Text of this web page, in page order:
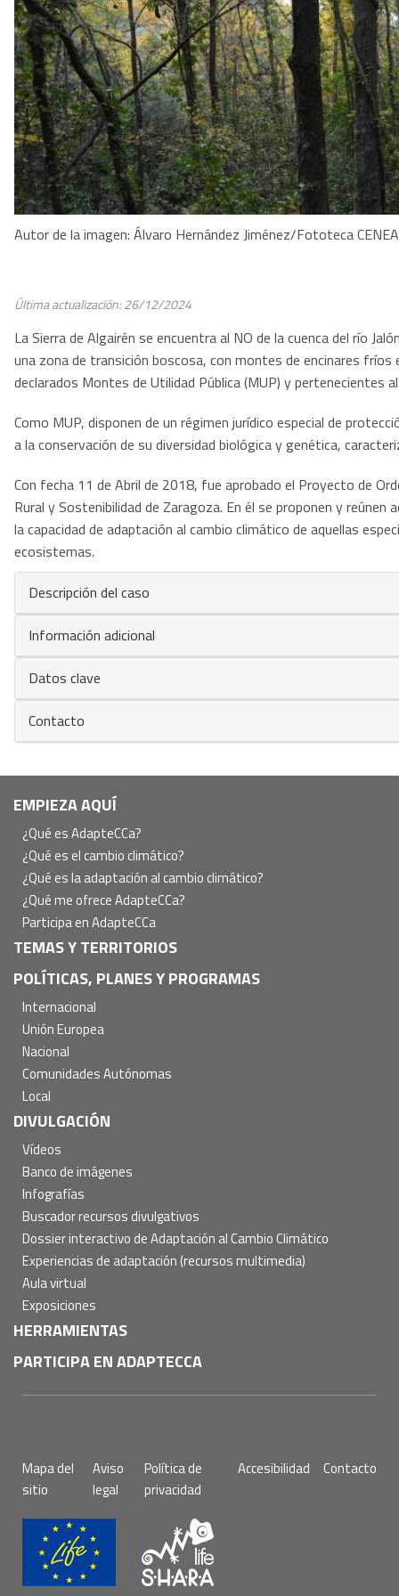
Autor de la imagen: Álvaro Hernández Jiménez/Fototeca
Última actualización: 26/12/2024
La Sierra de Algairén se encuentra al NO de la cuenca del río
una zona de transición boscosa, con montes de encinares
declarados Montes de Utilidad Pública (MUP) y pertenecientes
Como MUP, disponen de un régimen jurídico especial de
a la conservación de su diversidad biológica y genética,
Con fecha 11 de Abril de 2018, fue aprobado el Proyecto de
Rural y Sostenibilidad de Zaragoza. En él se proponen y
la capacidad de adaptación al cambio climático de aquellas
ecosistemas.
Descripción del caso
Información adicional
Datos clave
Contacto
Navegación
principal
EMPIEZA AQUÍ
¿Qué es AdapteCCa?
¿Qué es el cambio climático?
¿Qué es la adaptación al cambio climático?
¿Qué me ofrece AdapteCCa?
Participa en AdapteCCa
TEMAS Y TERRITORIOS
POLÍTICAS, PLANES Y PROGRAMAS
Internacional
Unión Europea
Nacional
Comunidades Autónomas
Local
DIVULGACIÓN
Vídeos
Banco de imágenes
Infografías
Buscador recursos divulgativos
Dossier interactivo de Adaptación al Cambio Climático
Experiencias de adaptación (recursos multimedia)
Aula virtual
Exposiciones
HERRAMIENTAS
PARTICIPA EN ADAPTECCA
de
página
Mapa del
sitio
Aviso
legal
Política de
privacidad
Accesibilidad Contacto